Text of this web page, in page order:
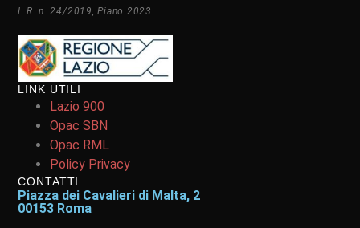
L.R. n. 24/2019, Piano 2023.
LINK UTILI
Lazio 900
Opac SBN
Opac RML
Policy Privacy
CONTATTI
Piazza dei Cavalieri di Malta, 2
00153 Roma